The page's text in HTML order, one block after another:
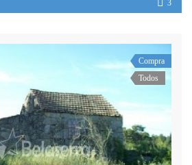
3
Compra
Todos